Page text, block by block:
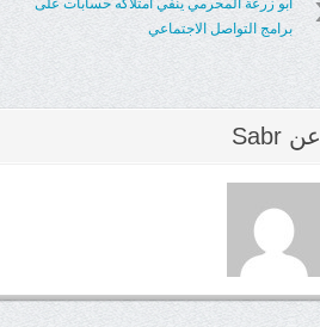
أبو زرعة المحرمي ينفي امتلاكه حسابات على
برامج التواصل الاجتماعي
عن Sabr